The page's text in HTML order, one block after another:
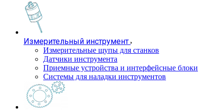
Измерительный инструмент
Измерительные щупы для станков
Датчики инструмента
Приемные устройства и интерфейсные блоки
Системы для наладки инструментов